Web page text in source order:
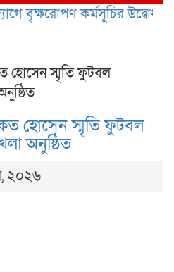
কর্মসূচির উদ্বোধন
হোসেন স্মৃতি ফুটবল
হোসেন স্মৃতি ফুটবল
অনুষ্ঠিত
২০২৬